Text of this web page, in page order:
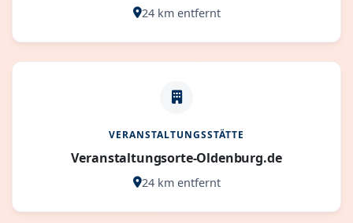
24 km entfernt
VERANSTALTUNGSSTÄTTE
Veranstaltungsorte-Oldenburg.de
24 km entfernt